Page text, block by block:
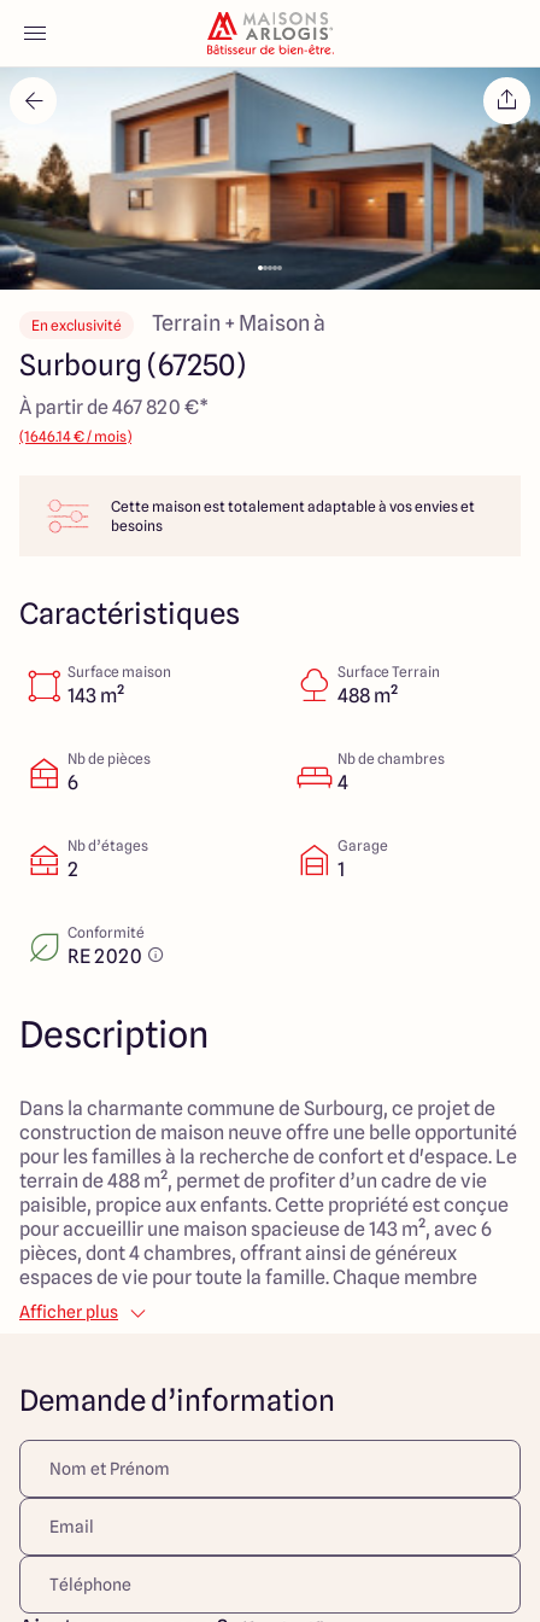
Accueil
Nos maisons
Nos annonces
Votre projet
Qui sommes-nous
Maisons ARLOGIS Alsace
Sélestat
Strasbourg
En exclusivité Terrain + Maison à
Surbourg (67250)
À partir de 467 820 €*
(1646.14 € / mois)
Cette maison est totalement adaptable à vos envies et
besoins
Caractéristiques
Surface maison
143 m²
Surface Terrain
488 m²
Nb de pièces
6
Nb de chambres
4
Nb d’étages
2
Garage
1
Conformité
RE 2020
Description
Dans la charmante commune de Surbourg, ce projet de
construction de maison neuve offre une belle opportunité
pour les familles à la recherche de confort et d'espace. Le
terrain de 488 m², permet de profiter d’un cadre de vie
paisible, propice aux enfants. Cette propriété est conçue
pour accueillir une maison spacieuse de 143 m², avec 6
pièces, dont 4 chambres, offrant ainsi de généreux
espaces de vie pour toute la famille. Chaque membre
pourra trouver son coin de tranquillité tout en bénéficiant
de vastes espaces de vie communs. L'emplacement
Ce projet est une occasion idéale pour construire la
accueillant. Ne manquez pas cette superbe chance
d'investir dans un cadre de vie épanouissant.
Découvrez toutes nos offres et réalisations ARLOGIS sur
notre site Internet. Visuel d'illustration. Le modèle est
totalement adaptable à vos envies et besoins et
personnalisable grâce à de nombreuses options de
finition. Nous consulter pour plus d’informations. Le prix
Afficher plus
Demande d’information